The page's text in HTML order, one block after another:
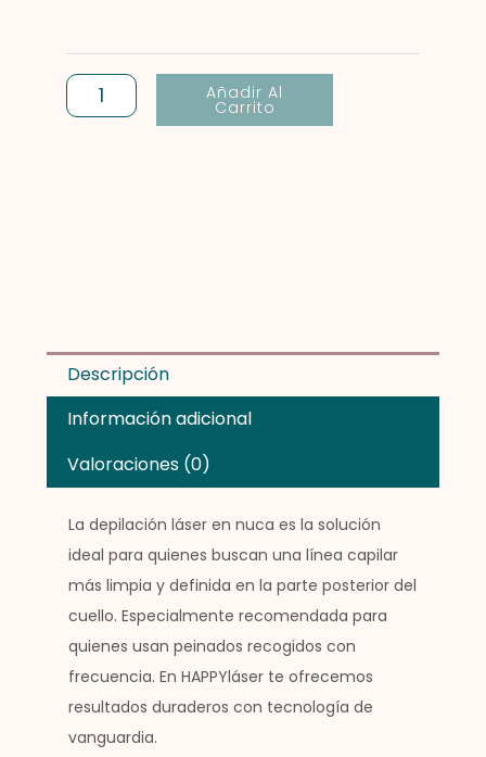
cantidad
Añadir Al
Carrito
Descripción
Información adicional
Valoraciones (0)
La depilación láser en nuca es la solución
ideal para quienes buscan una línea capilar
más limpia y definida en la parte posterior del
cuello. Especialmente recomendada para
quienes usan peinados recogidos con
frecuencia. En HAPPYláser te ofrecemos
resultados duraderos con tecnología de
vanguardia.